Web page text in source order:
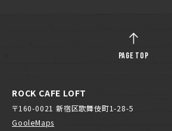
ROCK CAFE LOFT
〒160-0021 新宿区歌舞伎町1-28-5
GooleMaps
PAGE TOP